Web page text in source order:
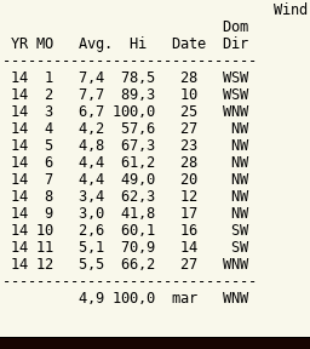
                          Dom
YR MO   Avg.  Hi   Date  Dir
------------------------------
14  1   7,4  78,5   28   WSW
14  2   7,7  89,3   10   WSW
14  3   6,7 100,0   25   WNW
14  4   4,2  57,6   27    NW
14  5   4,8  67,3   23    NW
14  6   4,4  61,2   28    NW
14  7   4,4  49,0   20    NW
14  8   3,4  62,3   12    NW
14  9   3,0  41,8   17    NW
14 10   2,6  60,1   16    SW
14 11   5,1  70,9   14    SW
14 12   5,5  66,2   27   WNW
------------------------------
         4,9 100,0  mar   WNW